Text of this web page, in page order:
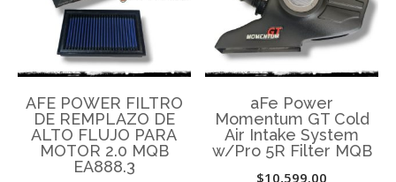
AFE POWER FILTRO
DE REMPLAZO DE
ALTO FLUJO PARA
MOTOR 2.0 MQB
EA888.3
aFe Power
Momentum GT Cold
Air Intake System
w/Pro 5R Filter MQB
$10,599.00